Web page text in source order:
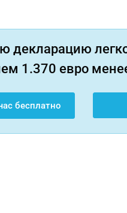
декларацию
1.370 евро
бесплатно